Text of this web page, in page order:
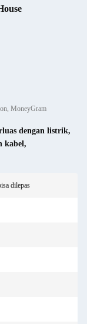
MoneyGram
dengan listrik,
kabel,
dilepas